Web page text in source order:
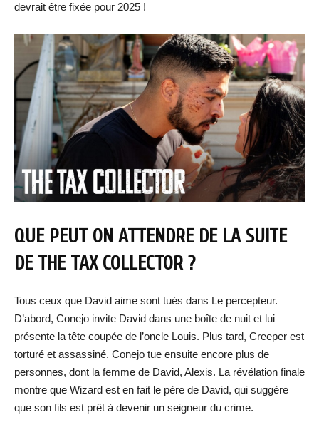
devrait être fixée pour 2025 !
QUE PEUT ON ATTENDRE DE LA SUITE
DE THE TAX COLLECTOR ?
Tous ceux que David aime sont tués dans Le percepteur.
D’abord, Conejo invite David dans une boîte de nuit et lui
présente la tête coupée de l’oncle Louis. Plus tard, Creeper est
torturé et assassiné. Conejo tue ensuite encore plus de
personnes, dont la femme de David, Alexis. La révélation finale
montre que Wizard est en fait le père de David, qui suggère
que son fils est prêt à devenir un seigneur du crime.